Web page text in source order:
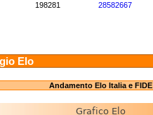
198281 28582667
Elo
Andamento Elo Italia e FIDE